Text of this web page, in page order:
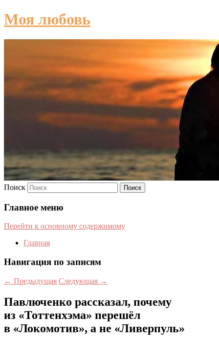
Моя любовь
Поиск
Главное меню
Перейти к основному содержимому
Главная
Навигация по записям
← Предыдущая Следующая →
Павлюченко рассказал, почему
из «Тоттенхэма» перешёл
в «Локомотив», а не «Ливерпуль»